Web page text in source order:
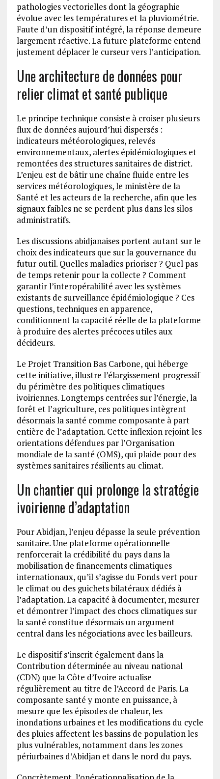
pathologies vectorielles dont la géographie
évolue avec les températures et la pluviométrie.
Faute d’un dispositif intégré, la réponse demeure
largement réactive. La future plateforme entend
justement déplacer le curseur vers l’anticipation.
Une architecture de données pour
relier climat et santé publique
Le principe technique consiste à croiser plusieurs
flux de données aujourd’hui dispersés :
indicateurs météorologiques, relevés
environnementaux, alertes épidémiologiques et
remontées des structures sanitaires de district.
L’enjeu est de bâtir une chaîne fluide entre les
services météorologiques, le ministère de la
Santé et les acteurs de la recherche, afin que les
signaux faibles ne se perdent plus dans les silos
administratifs.
Les discussions abidjanaises portent autant sur le
choix des indicateurs que sur la gouvernance du
futur outil. Quelles maladies prioriser ? Quel pas
de temps retenir pour la collecte ? Comment
garantir l’interopérabilité avec les systèmes
existants de surveillance épidémiologique ? Ces
questions, techniques en apparence,
conditionnent la capacité réelle de la plateforme
à produire des alertes précoces utiles aux
décideurs.
Le Projet Transition Bas Carbone, qui héberge
cette initiative, illustre l’élargissement progressif
du périmètre des politiques climatiques
ivoiriennes. Longtemps centrées sur l’énergie, la
forêt et l’agriculture, ces politiques intègrent
désormais la santé comme composante à part
entière de l’adaptation. Cette inflexion rejoint les
orientations défendues par l’Organisation
mondiale de la santé (OMS), qui plaide pour des
systèmes sanitaires résilients au climat.
Un chantier qui prolonge la stratégie
ivoirienne d’adaptation
Pour Abidjan, l’enjeu dépasse la seule prévention
sanitaire. Une plateforme opérationnelle
renforcerait la crédibilité du pays dans la
mobilisation de financements climatiques
internationaux, qu’il s’agisse du Fonds vert pour
le climat ou des guichets bilatéraux dédiés à
l’adaptation. La capacité à documenter, mesurer
et démontrer l’impact des chocs climatiques sur
la santé constitue désormais un argument
central dans les négociations avec les bailleurs.
Le dispositif s’inscrit également dans la
Contribution déterminée au niveau national
(CDN) que la Côte d’Ivoire actualise
régulièrement au titre de l’Accord de Paris. La
composante santé y monte en puissance, à
mesure que les épisodes de chaleur, les
inondations urbaines et les modifications du cycle
des pluies affectent les bassins de population les
plus vulnérables, notamment dans les zones
périurbaines d’Abidjan et dans le nord du pays.